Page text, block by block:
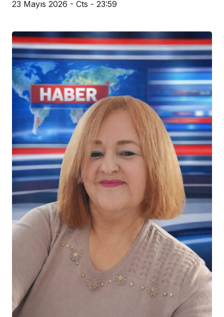
23 Mayıs 2026 - Cts - 23:59